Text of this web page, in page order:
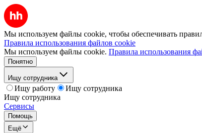
Мы используем файлы cookie, чтобы обеспечивать
Правила использования файлов cookie
Мы используем файлы cookie. Правила использования
Понятно
Ищу сотрудника
Ищу работу
Ищу сотрудника
Ищу сотрудника
Сервисы
Помощь
Ещё